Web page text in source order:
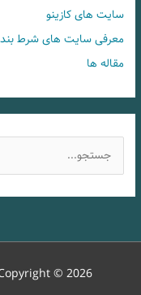
سایت های کازینو
معرفی سایت های شرط
مقاله ها
© 2026